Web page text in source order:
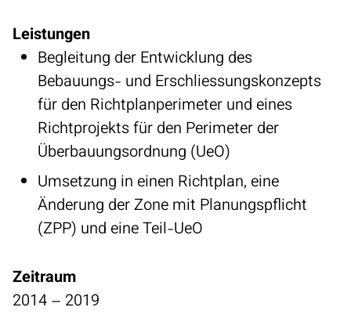
Leistungen
Begleitung der Entwicklung des
Bebauungs- und Erschliessungskonzepts
für den Richtplanperimeter und eines
Richtprojekts für den Perimeter der
Überbauungsordnung (UeO)
Umsetzung in einen Richtplan, eine
Änderung der Zone mit Planungspflicht
(ZPP) und eine Teil-UeO
Zeitraum
2014 – 2019